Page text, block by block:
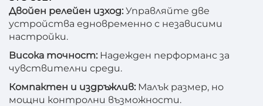
Двойен релейен изход: Управляйте две
устройства едновременно с независими
настройки.
Висока точност: Надежден перформанс за
чувствителни среди.
Компактен и издръжлив: Малък размер, но
мощни контролни възможности.